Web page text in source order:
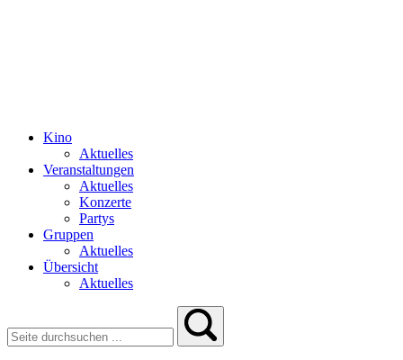
Kino
Aktuelles
Veranstaltungen
Aktuelles
Konzerte
Partys
Gruppen
Aktuelles
Übersicht
Aktuelles